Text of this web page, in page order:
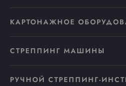
КАРТОНАЖНОЕ
СТРЕППИНГ МАШИНЫ
РУЧНОЙ СТРЕППИНГ-